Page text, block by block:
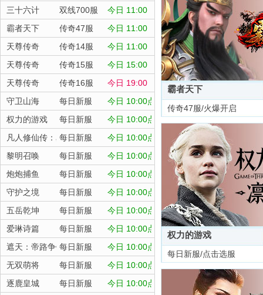
三十六计
双线700服
今日 11:00
霸者天下
传奇47服
今日 11:00
天尊传奇
传奇14服
今日 11:00
天尊传奇
传奇15服
今日 15:00
天尊传奇
传奇16服
今日 19:00
守卫山海
每日新服
今日 10:00点
权力的游戏
每日新服
今日 10:00点
凡人修仙传：星海飞驰
每日新服
今日 10:00点
黎明召唤
每日新服
今日 10:00点
炮炮捕鱼
每日新服
今日 10:00点
守护之境
每日新服
今日 10:00点
五岳乾坤
每日新服
今日 10:00点
爱琳诗篇
每日新服
今日 10:00点
遮天：帝路争锋每日新服
今日 10:00点
无双萌将
每日新服
今日 10:00点
逐鹿皇城
每日新服
今日 10:00点
霸者天下
传奇47服/火爆开启
权力的游戏
每日新服/点击选服